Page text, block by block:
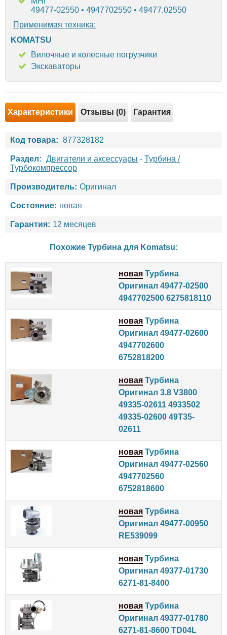
49477-02550 • 4947702550 • 49477.02550
Применимая техника:
KOMATSU
Вилочные и колесные погрузчики
Экскаваторы
Характеристики Отзывы (0) Гарантия
Код товара: 877328182
Раздел: Двигатели и аксессуары - Турбина /
Турбокомпрессор
Производитель: Оригинал
Состояние: новая
Гарантия: 12 месяцев
Похожие Турбина для Komatsu:
новая Турбина
Оригинал 49477-02500
4947702500 6275818110
новая Турбина
Оригинал 49477-02600
4947702600
6752818200
новая Турбина
Оригинал 3.8 V3800
49335-02611 4933502
49335-02600 49T35-
02611
новая Турбина
Оригинал 49477-02560
4947702560
6752818600
новая Турбина
Оригинал 49477-00950
RE539099
новая Турбина
Оригинал 49377-01730
6271-81-8400
новая Турбина
Оригинал 49377-01780
6271-81-8600 TD04L